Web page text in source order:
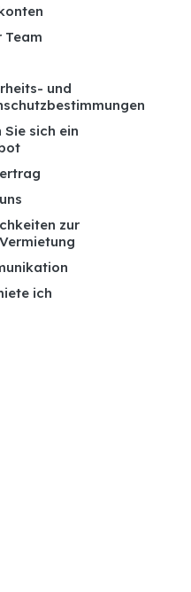
Team
und
Sie sich ein
zur
ich